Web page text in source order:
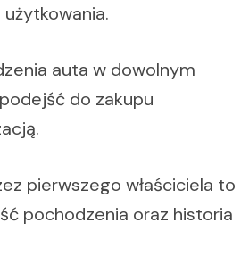
auta w dowolnym
do zakupu
pierwszego właściciela to
pochodzenia oraz historia